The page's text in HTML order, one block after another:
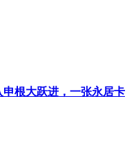
根大跃进，一张永居卡